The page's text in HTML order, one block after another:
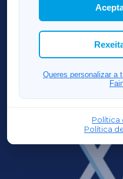
Así mesmo, podes
cookies que desexas
Queres personalizar a
Política
Política